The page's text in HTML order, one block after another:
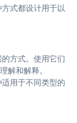
式都设计用于以
方式。使用它们
解和解释。
用于不同类型的